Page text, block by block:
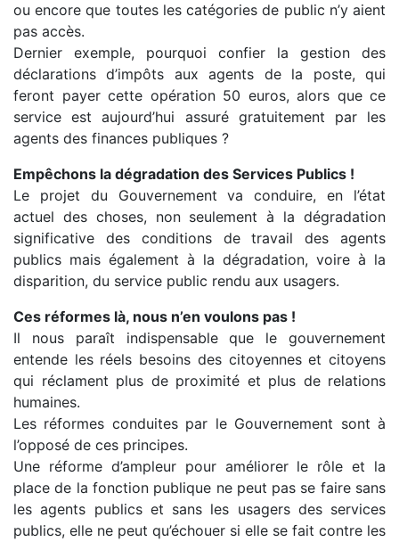
ou encore que toutes les catégories de public n’y aient
pas accès.
Dernier exemple, pourquoi confier la gestion des
déclarations d’impôts aux agents de la poste, qui
feront payer cette opération 50 euros, alors que ce
service est aujourd’hui assuré gratuitement par les
agents des finances publiques ?
Empêchons la dégradation des Services Publics !
Le projet du Gouvernement va conduire, en l’état
actuel des choses, non seulement à la dégradation
significative des conditions de travail des agents
publics mais également à la dégradation, voire à la
disparition, du service public rendu aux usagers.
Ces réformes là, nous n’en voulons pas !
Il nous paraît indispensable que le gouvernement
entende les réels besoins des citoyennes et citoyens
qui réclament plus de proximité et plus de relations
humaines.
Les réformes conduites par le Gouvernement sont à
l’opposé de ces principes.
Une réforme d’ampleur pour améliorer le rôle et la
place de la fonction publique ne peut pas se faire sans
les agents publics et sans les usagers des services
publics, elle ne peut qu’échouer si elle se fait contre les